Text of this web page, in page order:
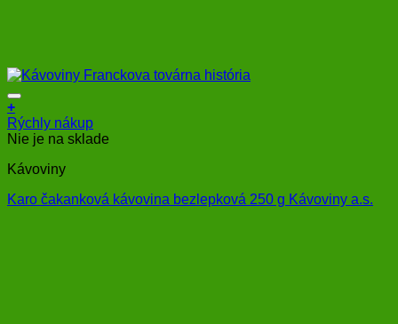
+
Rýchly nákup
Nie je na sklade
Kávoviny
Karo čakanková kávovina bezlepková 250 g Kávoviny a.s.